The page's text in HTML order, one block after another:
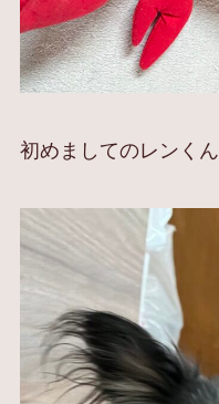
初めましてのレンくん